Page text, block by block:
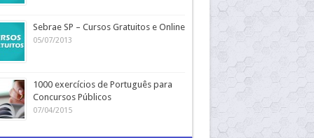
Sebrae SP – Cursos Gratuitos e Online
05/07/2013
1000 exercícios de Português para
Concursos Públicos
07/04/2015